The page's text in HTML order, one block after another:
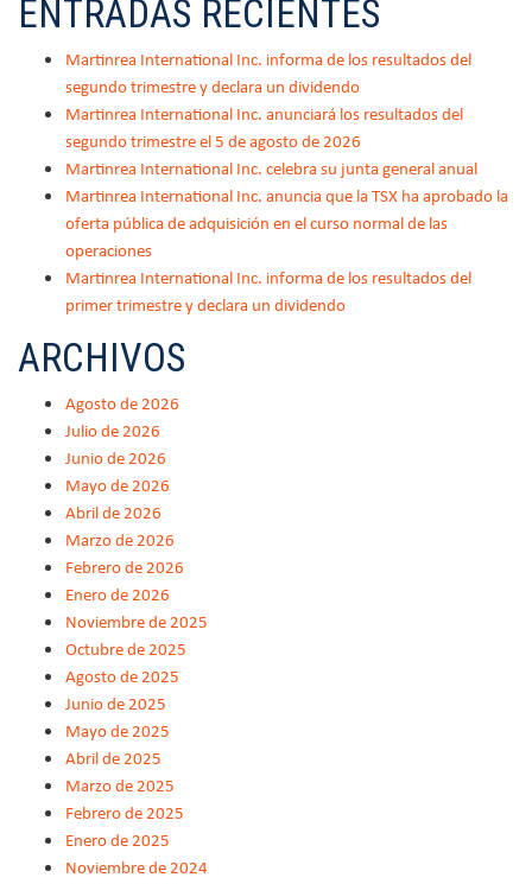
ENTRADAS RECIENTES
Martinrea International Inc. informa de los resultados del
segundo trimestre y declara un dividendo
Martinrea International Inc. anunciará los resultados del
segundo trimestre el 5 de agosto de 2026
Martinrea International Inc. celebra su junta general anual
Martinrea International Inc. anuncia que la TSX ha aprobado la
oferta pública de adquisición en el curso normal de las
operaciones
Martinrea International Inc. informa de los resultados del
primer trimestre y declara un dividendo
ARCHIVOS
Agosto de 2026
Julio de 2026
Junio de 2026
Mayo de 2026
Abril de 2026
Marzo de 2026
Febrero de 2026
Enero de 2026
Noviembre de 2025
Octubre de 2025
Agosto de 2025
Junio de 2025
Mayo de 2025
Abril de 2025
Marzo de 2025
Febrero de 2025
Enero de 2025
Noviembre de 2024